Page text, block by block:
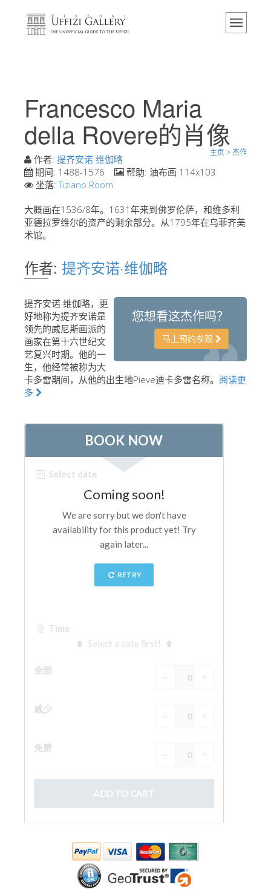
主页
活动 & 展览
游客的评论
联系我们
参观乌菲兹
虚拟之旅
展示室
新展示室厅
佛罗伦萨博物馆
巴杰罗美术馆
学院美术馆
圣马可博物馆
考古学博物馆
宝石加工博物馆
伽利略博物馆
Boboli Gardens
The Arnolfo\'s tower
Vasari Corridor
旧宫
Francesco Maria
della Rovere的肖像
主页 >杰作
作者: 提齐安诺·维伽略
期间: 1488-1576 帮助: 油布画 114x103
坐落:Tiziano Room
大概画在1536/8年。1631年来到佛罗伦萨，和维多利
亚德拉罗维尔的资产的剩余部分。从1795年在乌菲齐美
术馆。
作者: 提齐安诺·维伽略
您想看这杰作吗？
马上预约参观
提齐安诺·维伽略，更
好地称为提齐安诺是
领先的威尼斯画派的
画家在第十六世纪文
艺复兴时期。他的一
生，他经常被称为大
卡多雷期间，从他的出生地Pieve迪卡多雷名称。 阅读更
多